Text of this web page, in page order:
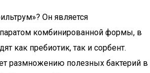
Он является
комбинированной формы, в
как пребиотик, так и сорбент.
размножению полезных бактерий в